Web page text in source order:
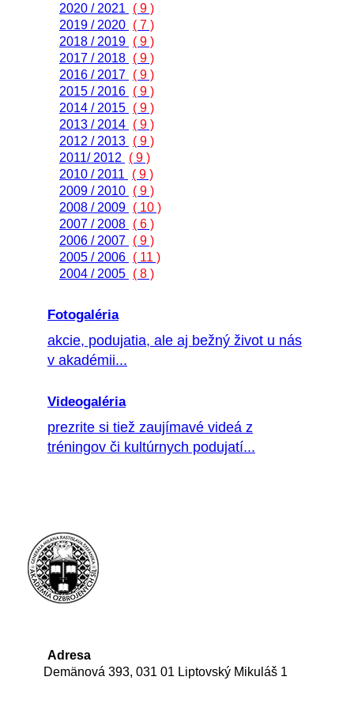
2020 / 2021
( 9 )
2019 / 2020 ( 7 )
2018 / 2019 ( 9 )
2017 / 2018 ( 9 )
2016 / 2017 ( 9 )
2015 / 2016 ( 9 )
2014 / 2015 ( 9 )
2013 / 2014 ( 9 )
2012 / 2013 ( 9 )
2011/ 2012
( 9 )
2010 / 2011
( 9 )
2009 / 2010 ( 9 )
2008 / 2009 ( 10 )
2007 / 2008 ( 6 )
2006 / 2007 ( 9 )
2005 / 2006 ( 11 )
2004 / 2005 ( 8 )
Fotogaléria
akcie, podujatia, ale aj bežný život u nás
v akadémii...
Videogaléria
prezrite si tiež zaujímavé videá z
tréningov či kultúrnych podujatí...
Adresa
Demänová 393, 031 01 Liptovský Mikuláš 1